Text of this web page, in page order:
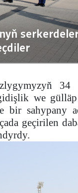
we
bir sahypany
geçirilen